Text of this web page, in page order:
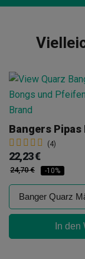
Bangers Pipas
(4)
22,23 €
24,70 € -10%
In den